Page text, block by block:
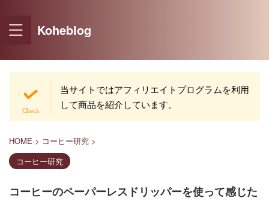
Koheblog
当サイトではアフィリエイトプログラムを利用
して商品を紹介しています。
HOME > コーヒー研究 >
コーヒー研究
コーヒーのペーパーレスドリッパーを使って感じた